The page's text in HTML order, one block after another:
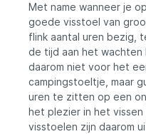
uitrusting en
zitplaatsen waar je
Met name wanneer je
goede visstoel van
flink aantal uren bezig,
de tijd aan het
daarom niet voor het
campingstoeltje, maar
uren te zitten op een
het plezier in het vissen
visstoelen zijn daarom